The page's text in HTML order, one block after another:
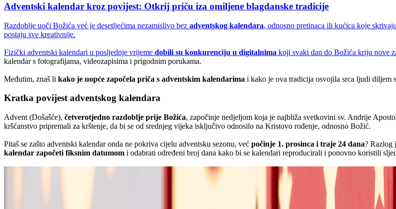
Adventski kalendar kroz povijest: Otkrij priču iza omiljene blagdanske tradicije
Razdoblje uoči Božića već je desetljećima nezamislivo bez adventskog kalendara, odnosno pretinaca ili kućica koje
postaju sve kreativnije.
Fizički adventski kalendari u posljednje vrijeme dobili su konkurenciju u digitalnima koji svaki dan do Božića kriju nove
kalendar s fotografijama, videozapisima i prigodnim porukama.
Međutim, znaš li kako je uopće započela priča s adventskim kalendarima i kako je ova tradicija osvojila srca ljudi diljem
Kratka povijest adventskog kalendara
Advent (Došašće), četverotjedno razdoblje prije Božića, započinje nedjeljom koja je najbliža svetkovini sv. Andrije
kršćanstvo pripremali za krštenje, da bi se od srednjeg vijeka isključivo odnosilo na Kristovo rođenje, odnosno Božić.
Pitaš se zašto adventski kalendar onda ne pokriva cijelu adventsku sezonu, već počinje 1. prosinca i traje 24 dana? Razlog
kalendar započeti fiksnim datumom i odabrati određeni broj dana kako bi se kalendari reproducirali i ponovno koristili